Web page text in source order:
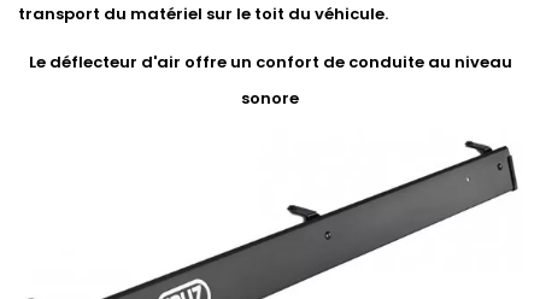
transport du matériel sur le toit du véhicule.
Le déflecteur d'air offre un confort de conduite au niveau
sonore